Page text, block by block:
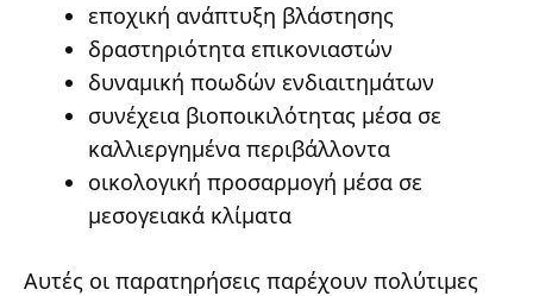
εποχική ανάπτυξη βλάστησης
δραστηριότητα επικονιαστών
δυναμική ποωδών ενδιαιτημάτων
συνέχεια βιοποικιλότητας μέσα σε
καλλιεργημένα περιβάλλοντα
οικολογική προσαρμογή μέσα σε
μεσογειακά κλίματα
Αυτές οι παρατηρήσεις παρέχουν πολύτιμες